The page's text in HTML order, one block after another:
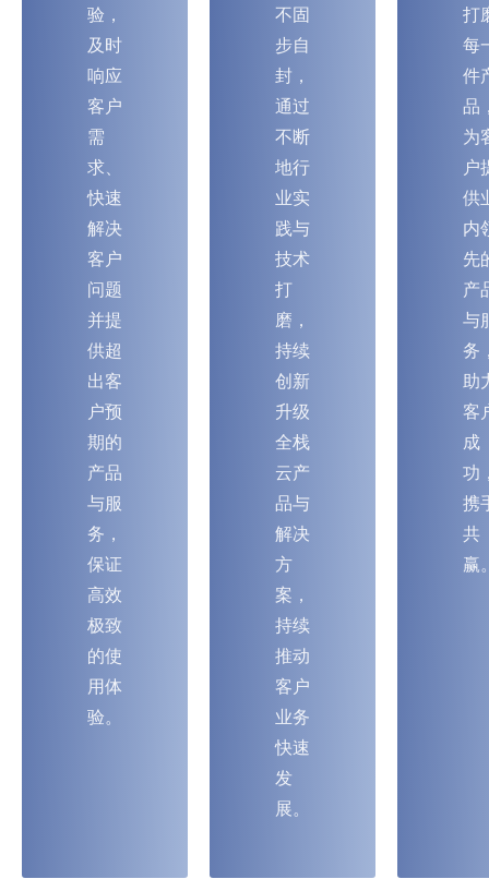
验，
及时
响应
客户
需
求、
快速
解决
客户
问题
并提
供超
出客
户预
期的
产品
与服
务，
保证
高效
极致
的使
用体
验。
不固
步自
封，
通过
不断
地行
业实
践与
技术
打
磨，
持续
创新
升级
全栈
云产
品与
解决
方
案，
持续
推动
客户
业务
快速
发
展。
打
每
件
品
为
户
供
内
先
产
与
务
助
客
成
功
携
共
赢